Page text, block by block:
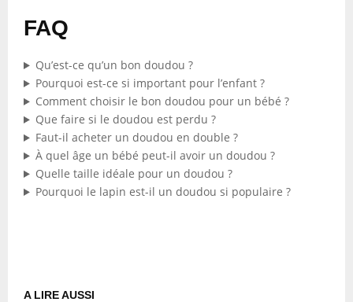
FAQ
Qu’est-ce qu’un bon doudou ?
Pourquoi est-ce si important pour l’enfant ?
Comment choisir le bon doudou pour un bébé ?
Que faire si le doudou est perdu ?
Faut-il acheter un doudou en double ?
À quel âge un bébé peut-il avoir un doudou ?
Quelle taille idéale pour un doudou ?
Pourquoi le lapin est-il un doudou si populaire ?
A LIRE AUSSI